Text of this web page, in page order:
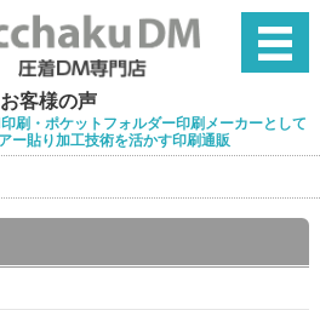
お客様の声
刷・ポケットフォルダー印刷メーカーとして
ー貼り加工技術を活かす印刷通販